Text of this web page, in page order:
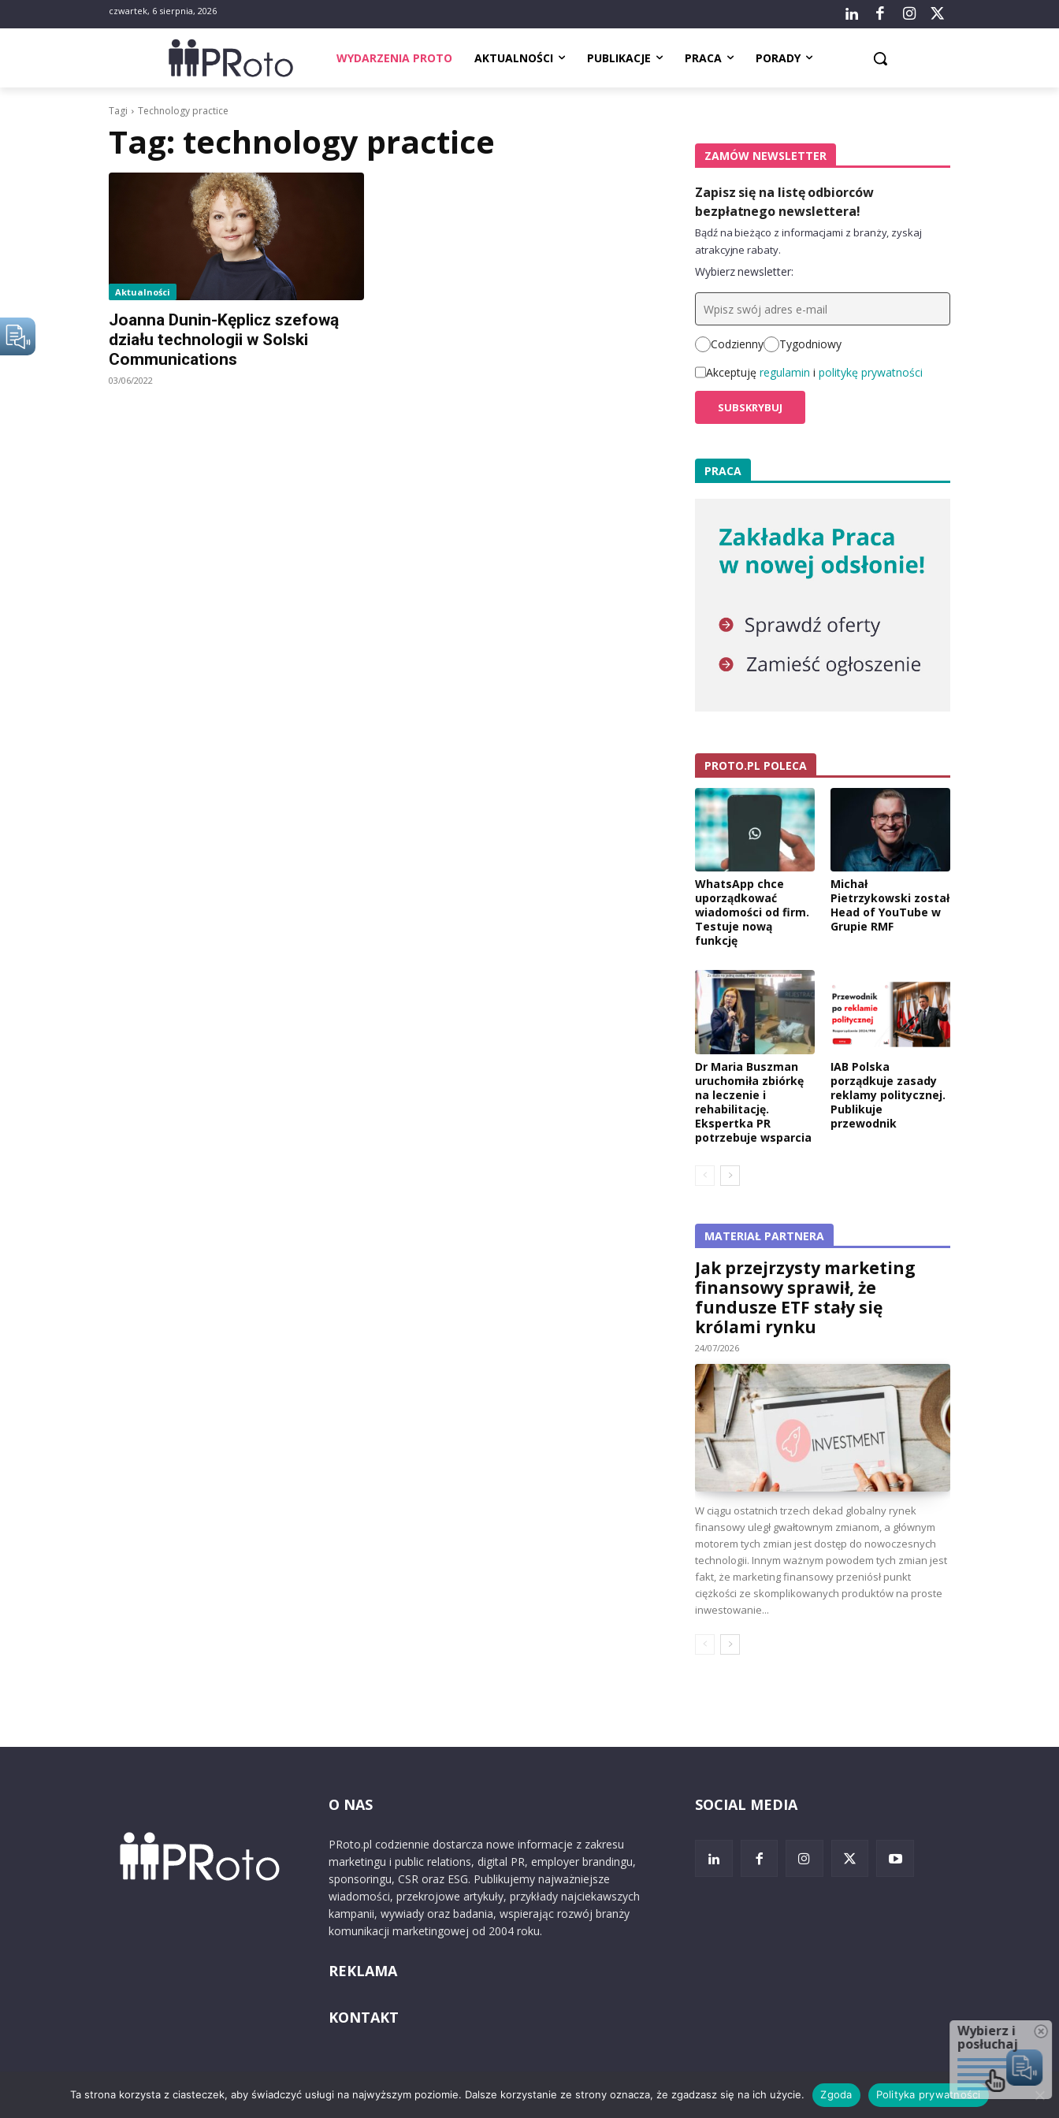
czwartek, 6 sierpnia, 2026
WYDARZENIA PROTO AKTUALNOŚCI PUBLIKACJE PRACA PORADY
Tagi Technology practice
Tag: technology practice
Aktualności
Joanna Dunin-Kęplicz szefową
działu technologii w Solski
Communications
03/06/2022
ZAMÓW NEWSLETTER
Zapisz się na listę odbiorców
bezpłatnego newslettera!
Bądź na bieżąco z informacjami z branży, zyskaj
atrakcyjne rabaty.
Wybierz newsletter:
Codzienny
Tygodniowy
Akceptuję regulamin i politykę prywatności
PRACA
PROTO.PL POLECA
WhatsApp chce
uporządkować
wiadomości od firm.
Testuje nową
funkcję
Michał
Pietrzykowski został
Head of YouTube w
Grupie RMF
Dr Maria Buszman
uruchomiła zbiórkę
na leczenie i
rehabilitację.
Ekspertka PR
potrzebuje wsparcia
IAB Polska
porządkuje zasady
reklamy politycznej.
Publikuje
przewodnik
MATERIAŁ PARTNERA
Jak przejrzysty marketing
finansowy sprawił, że
fundusze ETF stały się
królami rynku
24/07/2026
W ciągu ostatnich trzech dekad globalny rynek
finansowy uległ gwałtownym zmianom, a głównym
motorem tych zmian jest dostęp do nowoczesnych
technologii. Innym ważnym powodem tych zmian jest
fakt, że marketing finansowy przeniósł punkt
ciężkości ze skomplikowanych produktów na proste
inwestowanie...
O NAS
PRoto.pl codziennie dostarcza nowe informacje z zakresu
marketingu i public relations, digital PR, employer brandingu,
sponsoringu, CSR oraz ESG. Publikujemy najważniejsze
wiadomości, przekrojowe artykuły, przykłady najciekawszych
kampanii, wywiady oraz badania, wspierając rozwój branży
komunikacji marketingowej od 2004 roku.
REKLAMA
KONTAKT
SOCIAL MEDIA
© 2024 PRoto.pl O nas Reklama Zastrzeżenia prawne
Ta strona korzysta z ciasteczek, aby świadczyć usługi na najwyższym poziomie. Dalsze korzystanie ze strony oznacza, że zgadzasz się na ich użycie. Zgoda Polityka prywatności
Wybierz i
posłuchaj